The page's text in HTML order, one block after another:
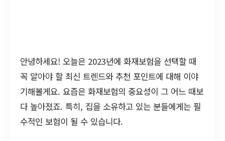
안녕하세요! 오늘은 2023년에 화재보험을 선택할 때
꼭 알아야 할 최신 트렌드와 추천 포인트에 대해 이야
기해볼게요. 요즘은 화재보험의 중요성이 그 어느 때보
다 높아졌죠. 특히, 집을 소유하고 있는 분들에게는 필
수적인 보험이 될 수 있습니다.